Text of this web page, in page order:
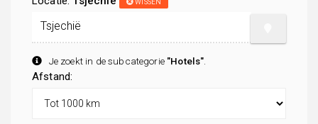
Je zoekt in de subcategorie "Hotels"
Afstand: